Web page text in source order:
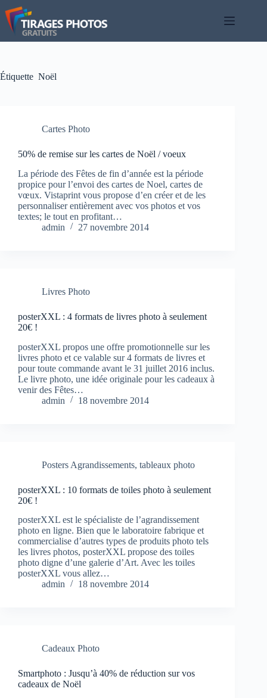
Passer
au
contenu
Étiquette Noël
Cartes Photo
50% de remise sur les cartes de Noël / voeux
La période des Fêtes de fin d’année est la période
propice pour l’envoi des cartes de Noel, cartes de
vœux. Vistaprint vous propose d’en créer et de les
personnaliser entièrement avec vos photos et vos
textes; le tout en profitant…
admin
27 novembre 2014
Livres Photo
posterXXL : 4 formats de livres photo à seulement
20€ !
posterXXL propos une offre promotionnelle sur les
livres photo et ce valable sur 4 formats de livres et
pour toute commande avant le 31 juillet 2016 inclus.
Le livre photo, une idée originale pour les cadeaux à
venir des Fêtes…
admin
18 novembre 2014
Posters Agrandissements, tableaux photo
posterXXL : 10 formats de toiles photo à seulement
20€ !
posterXXL est le spécialiste de l’agrandissement
photo en ligne. Bien que le laboratoire fabrique et
commercialise d’autres types de produits photo tels
les livres photos, posterXXL propose des toiles
photo digne d’une galerie d’Art. Avec les toiles
posterXXL vous allez…
admin
18 novembre 2014
Cadeaux Photo
Smartphoto : Jusqu’à 40% de réduction sur vos
cadeaux de Noël